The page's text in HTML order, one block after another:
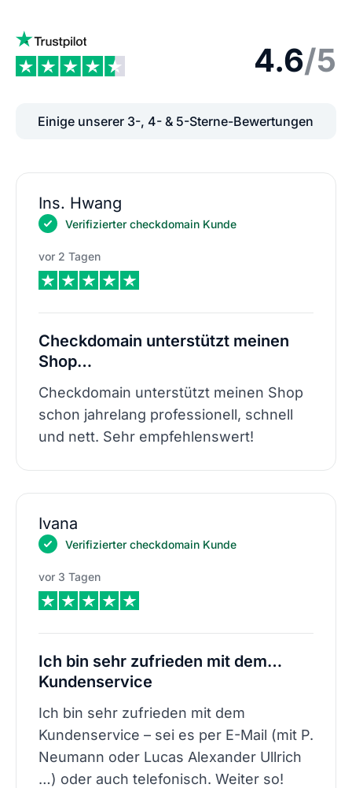
4.6/5
Einige unserer 3-, 4- & 5-Sterne-Bewertungen
Ins. Hwang
Verifizierter checkdomain Kunde
vor 2 Tagen
Checkdomain unterstützt meinen
Shop…
Checkdomain unterstützt meinen Shop
schon jahrelang professionell, schnell
und nett. Sehr empfehlenswert!
Ivana
Verifizierter checkdomain Kunde
vor 3 Tagen
Ich bin sehr zufrieden mit dem…
Kundenservice
Ich bin sehr zufrieden mit dem
Kundenservice – sei es per E-Mail (mit P.
Neumann oder Lucas Alexander Ullrich
…) oder auch telefonisch. Weiter so!